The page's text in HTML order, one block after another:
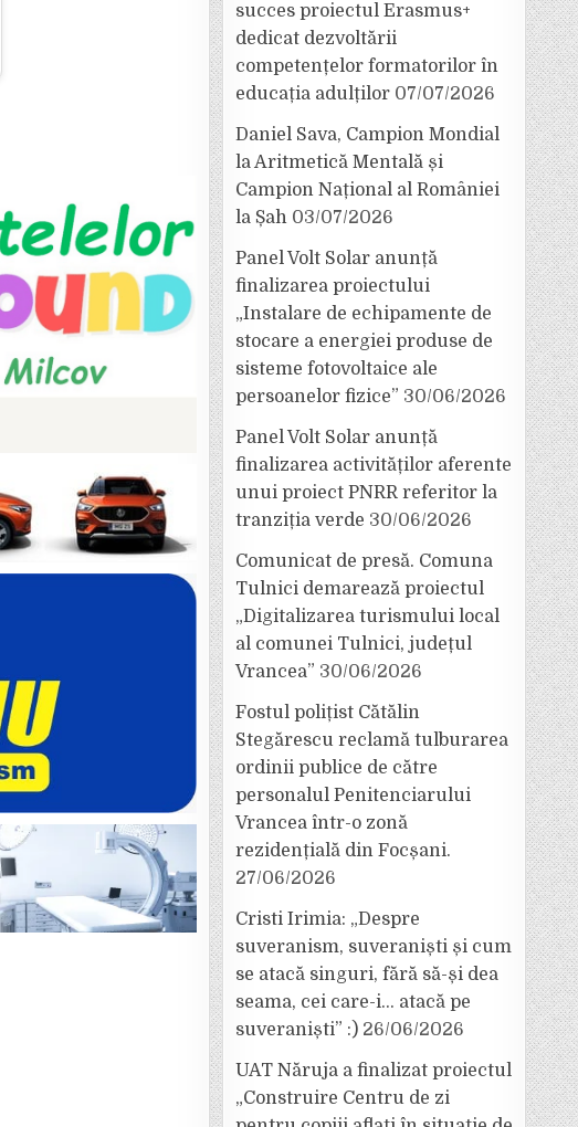
succes proiectul Erasmus+
dedicat dezvoltării
competențelor formatorilor în
educația adulților 07/07/2026
Daniel Sava, Campion Mondial
la Aritmetică Mentală și
Campion Național al României
la Șah 03/07/2026
Panel Volt Solar anunță
finalizarea proiectului
„Instalare de echipamente de
stocare a energiei produse de
sisteme fotovoltaice ale
persoanelor fizice” 30/06/2026
Panel Volt Solar anunță
finalizarea activităților aferente
unui proiect PNRR referitor la
tranziția verde 30/06/2026
Comunicat de presă. Comuna
Tulnici demarează proiectul
„Digitalizarea turismului local
al comunei Tulnici, județul
Vrancea” 30/06/2026
Fostul polițist Cătălin
Stegărescu reclamă tulburarea
ordinii publice de către
personalul Penitenciarului
Vrancea într-o zonă
rezidențială din Focșani.
27/06/2026
Cristi Irimia: „Despre
suveranism, suveraniști și cum
se atacă singuri, fără să-și dea
seama, cei care-i… atacă pe
suveraniști” :) 26/06/2026
UAT Năruja a finalizat proiectul
„Construire Centru de zi